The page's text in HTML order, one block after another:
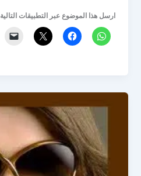
ارسل هذا الموضوع عبر التطبيقات التالية